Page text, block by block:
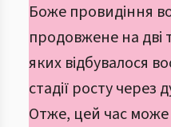
Боже провидіння
продовжене на дві
яких відбувалося
стадії росту через
Отже, цей час